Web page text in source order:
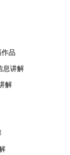
品
息讲解
解